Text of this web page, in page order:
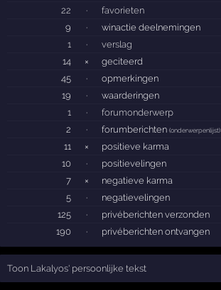
22
·
favorieten
9
·
winactie deelnemingen
1
·
verslag
14
×
geciteerd
45
·
opmerkingen
19
·
waarderingen
1
·
forumonderwerp
2
· forumberichten(onderwerpenlijst)
11 ×
positieve karma
10
·
positievelingen
7
×
negatieve karma
5
·
negatievelingen
125
·
privéberichten verzonden
190
· privéberichten ontvangen
Toon Lakalyos' persoonlijke tekst